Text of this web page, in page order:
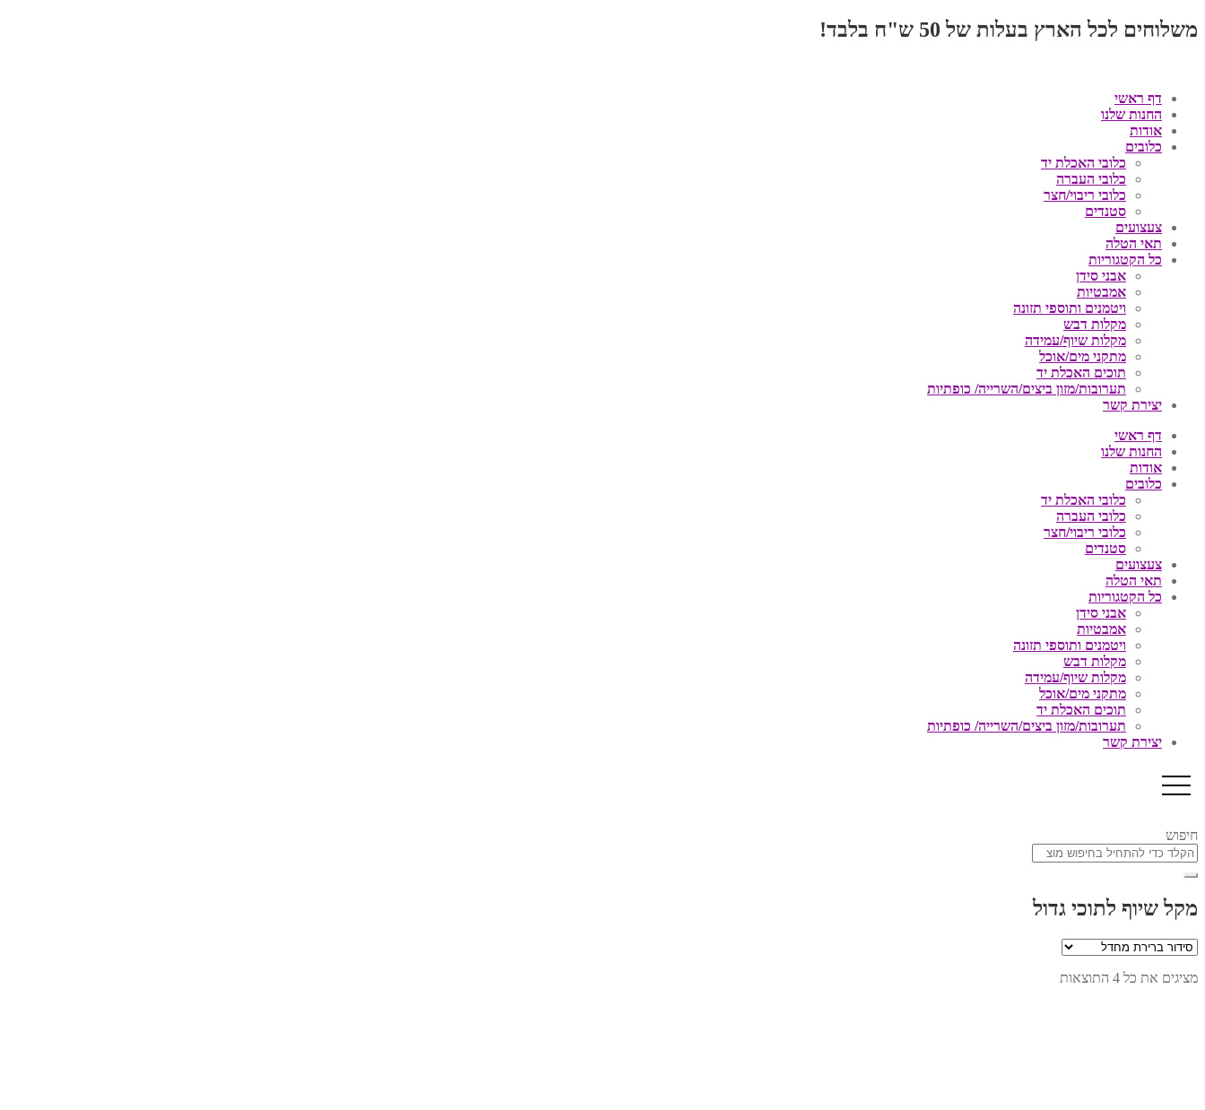
משלוחים לכל הארץ בעלות של 50 ש"ח בלבד!
דף ראשי
החנות שלנו
אודות
כלובים
כלובי האכלת יד
כלובי העברה
כלובי ריבוי/חצר
סטנדים
צעצועים
תאי הטלה
כל הקטגוריות
אבני סידן
אמבטיות
ויטמנים ותוספי תזונה
מקלות דבש
מקלות שיוף/עמידה
מתקני מים/אוכל
תוכים האכלת יד
תערובות/מזון ביצים/השרייה/ כופתיות
יצירת קשר
דף ראשי
החנות שלנו
אודות
כלובים
כלובי האכלת יד
כלובי העברה
כלובי ריבוי/חצר
סטנדים
צעצועים
תאי הטלה
כל הקטגוריות
אבני סידן
אמבטיות
ויטמנים ותוספי תזונה
מקלות דבש
מקלות שיוף/עמידה
מתקני מים/אוכל
תוכים האכלת יד
תערובות/מזון ביצים/השרייה/ כופתיות
יצירת קשר
חיפוש
מקל שיוף לתוכי גדול
מציגים את כל ⁦4⁩ התוצאות